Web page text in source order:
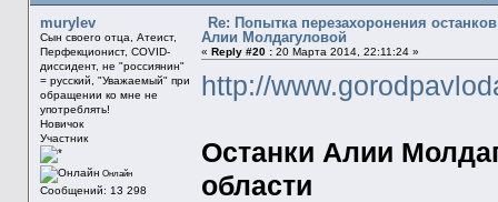
murylev
Сын своего отца, Атеист,
Перфекционист, COVID-
диссидент, не "россиянин"
= русский, "Уважаемый" при
обращении ко мне не
употреблять!
Новичок
Участник
Онлайн
Сообщений: 13 298
Re: Попытка перезахоронения
Алии Молдагуловой
« Reply #20 :20 Марта 2014, 22:11:24 »
http://
Останки Алии
области